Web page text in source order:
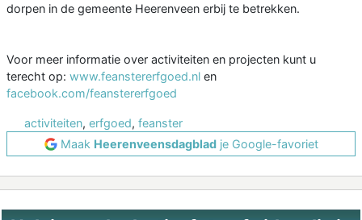
dorpen in de gemeente Heerenveen erbij te betrekken.
Voor meer informatie over activiteiten en projecten kunt u
terecht op: www.feanstererfgoed.nl en
facebook.com/feanstererfgoed
activiteiten, erfgoed, feanster
Maak Heerenveensdagbladje Google-favoriet